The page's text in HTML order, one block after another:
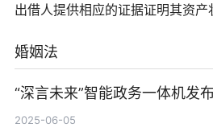
出借人提供相应的证据证明其资产
婚姻法
“深言未来”智能政务一体机发布
2025-06-05